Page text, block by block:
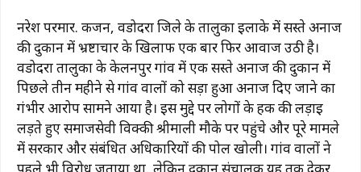
नरेश परमार. कर्जन, वडोदरा जिले के तालुका इलाके में सस्ते अनाज
की दुकान में भ्रष्टाचार के खिलाफ एक बार फिर आवाज उठी है।
वडोदरा तालुका के केलनपुर गांव में एक सस्ते अनाज की दुकान में
पिछले तीन महीने से गांव वालों को सड़ा हुआ अनाज दिए जाने का
गंभीर आरोप सामने आया है। इस मुद्दे पर लोगों के हक की लड़ाई
लड़ते हुए समाजसेवी विक्की श्रीमाली मौके पर पहुंचे और पूरे मामले
में सरकार और संबंधित अधिकारियों की पोल खोली। गांव वालों ने
पहले भी विरोध जताया था, लेकिन दुकान संचालक यह तर्क देकर